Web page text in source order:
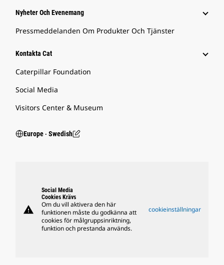
Nyheter Och Evenemang
Pressmeddelanden Om Produkter Och Tjänster
Kontakta Cat
Caterpillar Foundation
Social Media
Visitors Center & Museum
Europe ‧ Swedish
warning
Social Media
Cookies Krävs
Om du vill aktivera den här
funktionen måste du godkänna att
cookies för målgruppsinriktning,
funktion och prestanda används.
cookieinställningar